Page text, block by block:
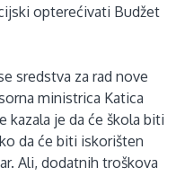
opterećivati Budžet
sredstva za rad nove
ministrica Katica
kazala je da će škola biti
da će biti iskorišten
Ali, dodatnih troškova